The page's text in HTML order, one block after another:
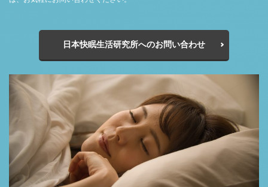
日本快眠生活研究所へのお問い合わせ